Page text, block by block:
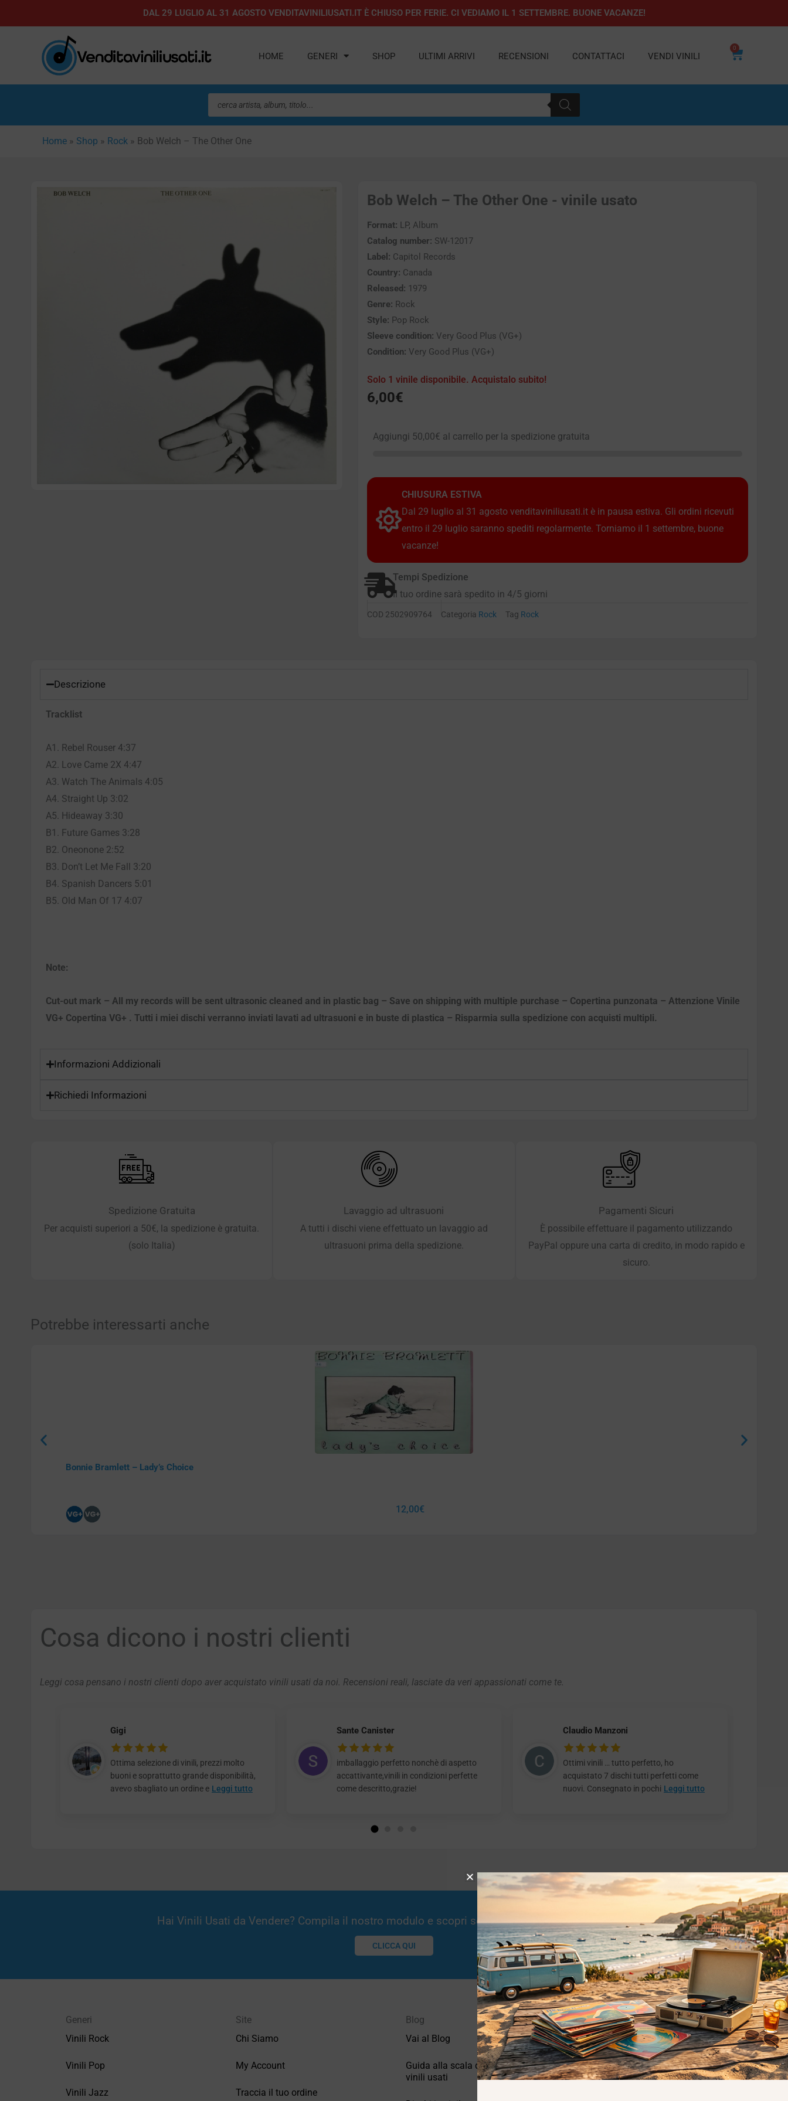
al
DAL 29 LUGLIO AL 31 AGOSTO VENDITAVINILIUSATI.IT È CHIUSO PER FERIE. CI VEDIAMO IL 1 SETTEMBRE. BUONE VACANZE!
HOME GENERI SHOP ULTIMI ARRIVI RECENSIONI CONTATTACI VENDI VINILI
0
Carrello
Ricerca
prodotti
Home » Shop » Rock » Bob Welch – The Other One
Bob Welch – The Other One - vinile usato
Format: LP, Album
Catalog number: SW-12017
Label: Capitol Records
Country: Canada
Released: 1979
Genre: Rock
Style: Pop Rock
Sleeve condition: Very Good Plus (VG+)
Condition: Very Good Plus (VG+)
Solo 1 vinile disponibile. Acquistalo subito!
6,00€
Aggiungi 50,00€ al carrello per la spedizione gratuita
CHIUSURA ESTIVA
Dal 29 luglio al 31 agosto venditaviniliusati.it è in pausa estiva. Gli ordini ricevuti
entro il 29 luglio saranno spediti regolarmente. Torniamo il 1 settembre, buone
vacanze!
Tempi Spedizione
Il tuo ordine sarà spedito in 4/5 giorni
COD 2502909764 Categoria Rock Tag Rock
Descrizione
Tracklist
A1. Rebel Rouser 4:37
A2. Love Came 2X 4:47
A3. Watch The Animals 4:05
A4. Straight Up 3:02
A5. Hideaway 3:30
B1. Future Games 3:28
B2. Oneonone 2:52
B3. Don’t Let Me Fall 3:20
B4. Spanish Dancers 5:01
B5. Old Man Of 17 4:07
Note:
Cut-out mark – All my records will be sent ultrasonic cleaned and in plastic bag – Save on shipping with multiple purchase – Copertina punzonata – Attenzione Vinile
VG+ Copertina VG+ . Tutti i miei dischi verranno inviati lavati ad ultrasuoni e in buste di plastica – Risparmia sulla spedizione con acquisti multipli.
Informazioni Addizionali
Richiedi Informazioni
Spedizione Gratuita
Per acquisti superiori a 50€, la spedizione è gratuita.
(solo Italia)
Lavaggio ad ultrasuoni
A tutti i dischi viene effettuato un lavaggio ad
ultrasuoni prima della spedizione.
Pagamenti Sicuri
È possibile effettuare il pagamento utilizzando
PayPal oppure una carta di credito, in modo rapido e
sicuro.
Potrebbe interessarti anche
Bonnie Bramlett – Lady’s Choice
12,00€
Cosa dicono i nostri clienti
Leggi cosa pensano i nostri clienti dopo aver acquistato vinili usati da noi. Recensioni reali, lasciate da veri appassionati come te.
Gigi
Ottima selezione di vinili, prezzi molto
buoni e soprattutto grande disponibilità,
avevo sbagliato un ordine e Leggi tutto
Sante Canister
imballaggio perfetto nonchè di aspetto
accattivante,vinili in condizioni perfette
come descritto,grazie!
Claudio Manzoni
Ottimi vinili … tutto perfetto, ho
acquistato 7 dischi tutti perfetti come
nuovi. Consegnato in pochi Leggi tutto
Hai Vinili Usati da Vendere? Compila il nostro modulo e scopri se potremmo essere interessati!
CLICCA QUI
Generi
Vinili Rock
Vinili Pop
Vinili Jazz
Site
Chi Siamo
My Account
Traccia il tuo ordine
Blog
Vai al Blog
Guida alla scala di valutazione dei
vinili usati
Privacy
Privacy Policy
Cookie Policy (UE)